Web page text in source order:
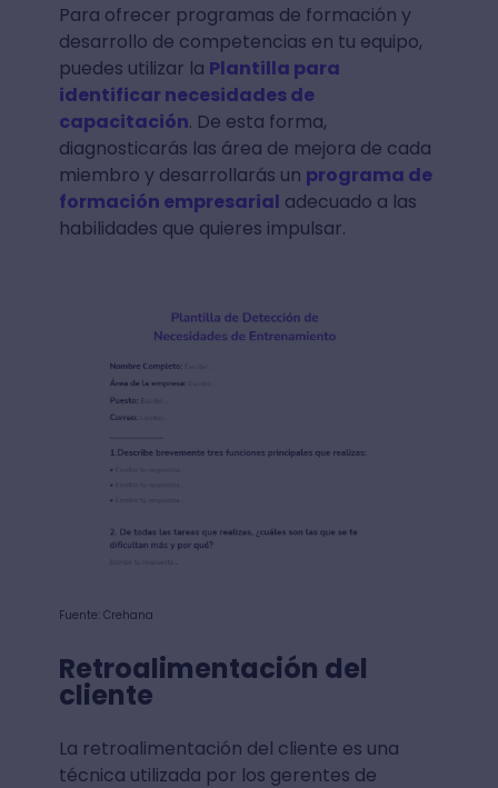
Para ofrecer programas de formación y
desarrollo de competencias en tu equipo,
puedes utilizar la Plantilla para
identificar necesidades de
capacitación. De esta forma,
diagnosticarás las área de mejora de cada
miembro y desarrollarás un programa de
formación empresarial adecuado a las
habilidades que quieres impulsar.
Fuente: Crehana
Retroalimentación del
cliente
La retroalimentación del cliente es una
técnica utilizada por los gerentes de